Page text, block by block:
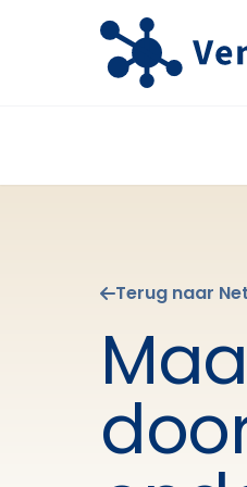
Terug naar